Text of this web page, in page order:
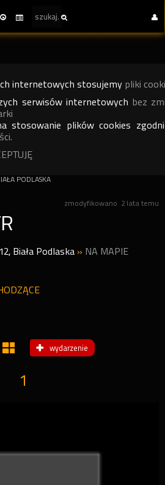
internetowych stosujemy pliki
serwisów internetowych bez
stosowanie plików cookies
PODLASKA
zmodyfikowano 2 lata temu
, Biała Podlaska » NA MAPIE
wydarzenie
1